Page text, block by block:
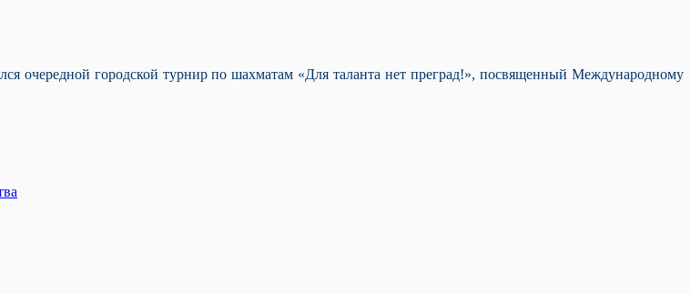
очередной городской турнир по шахматам «Для таланта нет преград!», посвященный Международному